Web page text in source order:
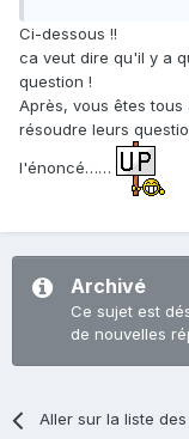
Ci-dessous !!
ca veut dire qu'il y a
question !
Après, vous êtes
résoudre leurs
l'énoncé……
Archivé
Ce sujet est
de nouvelles
Aller sur la liste